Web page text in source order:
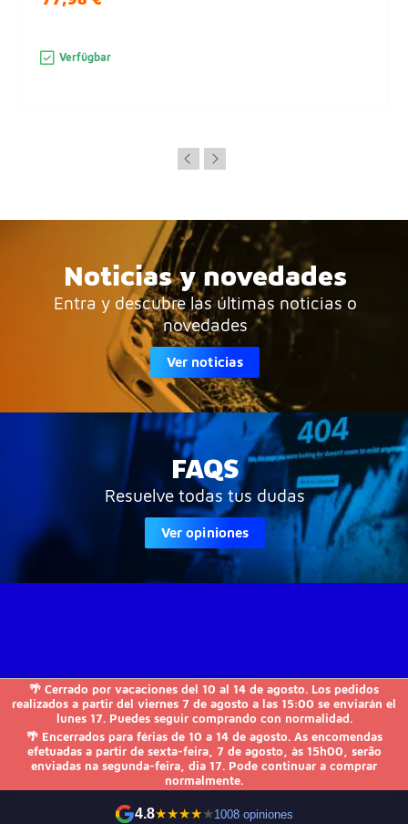
🌴 Cerrado por vacaciones del 10 al 14 de agosto. Los pedidos
realizados a partir del viernes 7 de agosto a las 15:00 se enviarán el
lunes 17. Puedes seguir comprando con normalidad.
🌴 Encerrados para férias de 10 a 14 de agosto. As encomendas
efetuadas a partir de sexta-feira, 7 de agosto, às 15h00, serão
enviadas na segunda-feira, dia 17. Pode continuar a comprar
normalmente.
Verfügbar
4.8★★★★★1008 opiniones
Noticias y novedades
Entra y descubre las últimas noticias o
novedades
Ver noticias
FAQS
Resuelve todas tus dudas
Ver opiniones
JVS-Informática 
FAQs 
Otros 